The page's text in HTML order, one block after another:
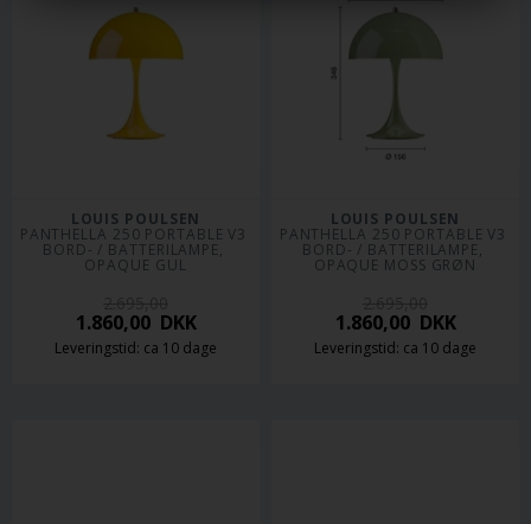
LOUIS POULSEN
PANTHELLA 250 PORTABLE V3
BORD- / BATTERILAMPE,
OPAQUE GUL
1.860,00DKK
Leveringstid: ca 10 dage
LOUIS POULSEN
PANTHELLA 250 PORTABLE V3
BORD- / BATTERILAMPE,
OPAQUE MOSS GRØN
1.860,00DKK
Leveringstid: ca 10 dage